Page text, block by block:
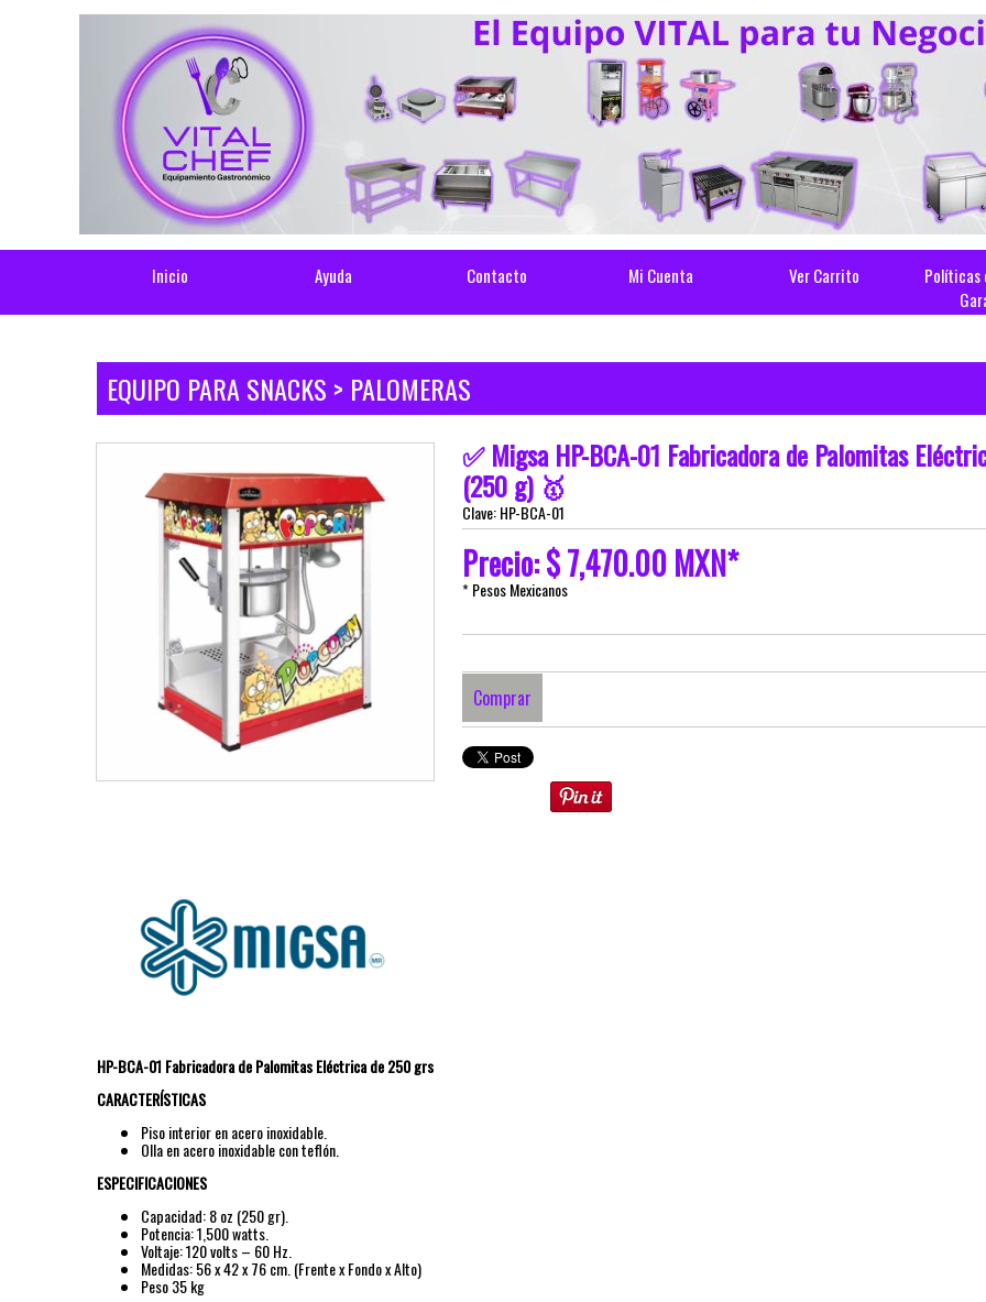
Inicio Ayuda Contacto Mi Cuenta Ver Carrito
Políticas
EQUIPO PARA SNACKS > PALOMERAS
✅ Migsa HP-BCA-01 Fabricadora de Palomitas
(250 g) 🥇
Clave: HP-BCA-01
Precio: $ 7,470.00 MXN*
* Pesos Mexicanos
Comprar
HP-BCA-01 Fabricadora de Palomitas Eléctrica de 250 grs
CARACTERÍSTICAS
Piso interior en acero inoxidable.
Olla en acero inoxidable con teflón.
ESPECIFICACIONES
Capacidad: 8 oz (250 gr).
Potencia: 1,500 watts.
Voltaje: 120 volts – 60 Hz.
Medidas: 56 x 42 x 76 cm. (Frente x Fondo x Alto)
Peso 35 kg